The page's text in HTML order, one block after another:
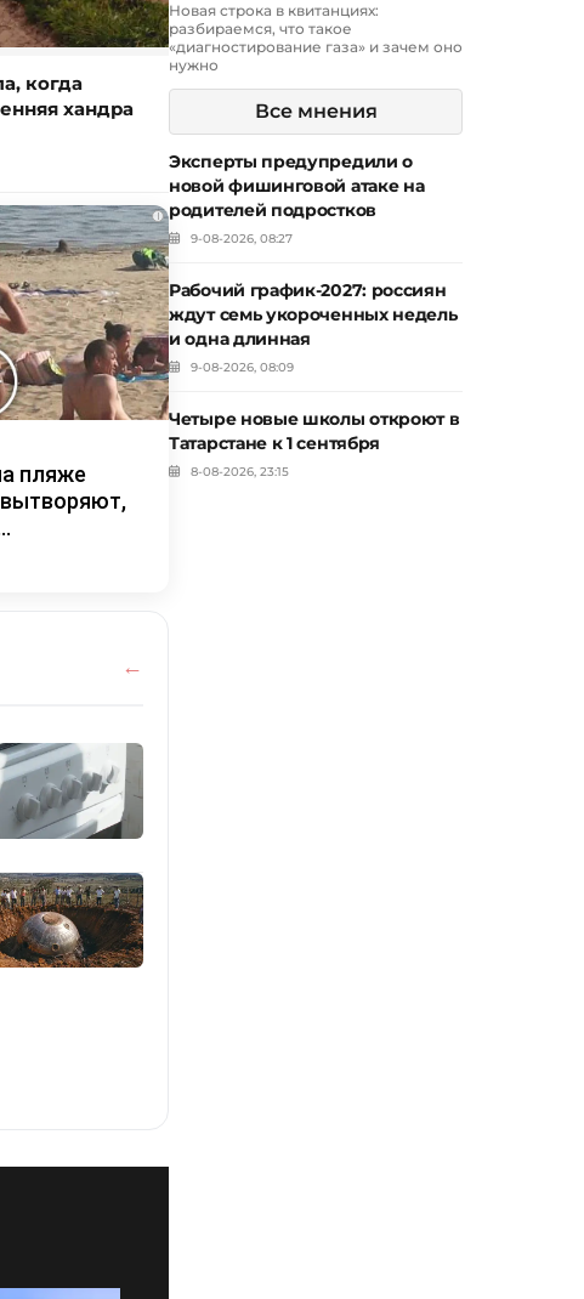
когда
хандра
i
пляже
Новая строка в квитанциях:
разбираемся, что такое
«диагностирование газа» и зачем оно
нужно
Все мнения
Эксперты предупредили о
новой фишинговой атаке на
родителей подростков
9-08-2026, 08:27
Рабочий график-2027: россиян
ждут семь укороченных недель
и одна длинная
9-08-2026, 08:09
Четыре новые школы откроют в
Татарстане к 1 сентября
8-08-2026, 23:15